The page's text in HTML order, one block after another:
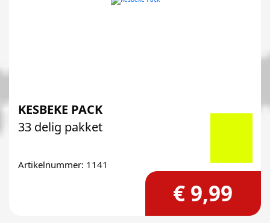
KESBEKE PACK
33 delig pakket
Artikelnummer: 1141
€ 9,99